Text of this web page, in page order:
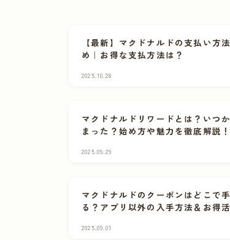
【最新】マクドナルドの支払い方
め｜お得な支払方法は？
2025.10.28
マクドナルドリワードとは？いつ
まった？始め方や魅力を徹底解説！
2025.09.29
マクドナルドのクーポンはどこで
る？アプリ以外の入手方法＆お得
2025.09.01